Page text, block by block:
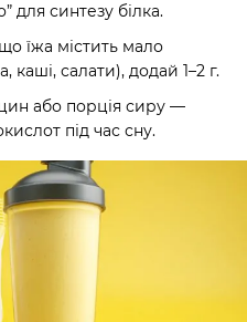
для синтезу білка.
їжа містить мало
салати), додай 1–2 г.
або порція сиру —
під час сну.